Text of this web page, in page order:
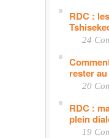
RDC :
24
rester
20
RDC :
plein
19